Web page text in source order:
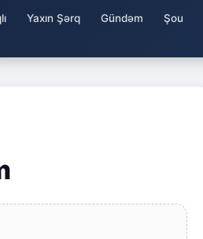
Yaxın Şərq Gündəm Şou